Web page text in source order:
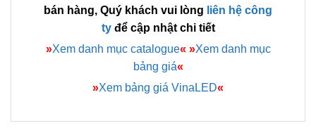
bán hàng, Quý khách vui lòng liên hệ công
tyđể cập nhật chi tiết
»Xem danh mục catalogue« »Xem danh mục
bảng giá«
»Xem bảng giá VinaLED«